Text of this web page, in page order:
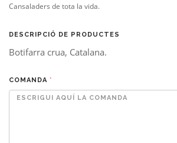
Cansaladers de tota la vida.
DESCRIPCIÓ DE PRODUCTES
Botifarra crua, Catalana.
COMANDA *